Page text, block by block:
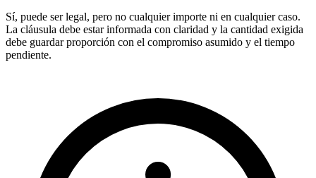
Sí, puede ser legal, pero no cualquier importe ni en cualquier caso.
La cláusula debe estar informada con claridad y la cantidad exigida
debe guardar proporción con el compromiso asumido y el tiempo
pendiente.